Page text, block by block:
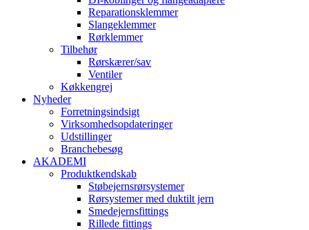
Reparationsklemmer
Slangeklemmer
Rørklemmer
Tilbehør
Rørskærer/sav
Ventiler
Køkkengrej
Nyheder
Forretningsindsigt
Virksomhedsopdateringer
Udstillinger
Branchebesøg
AKADEMI
Produktkendskab
Støbejernsrørsystemer
Rørsystemer med duktilt jern
Smedejernsfittings
Rillede fittings